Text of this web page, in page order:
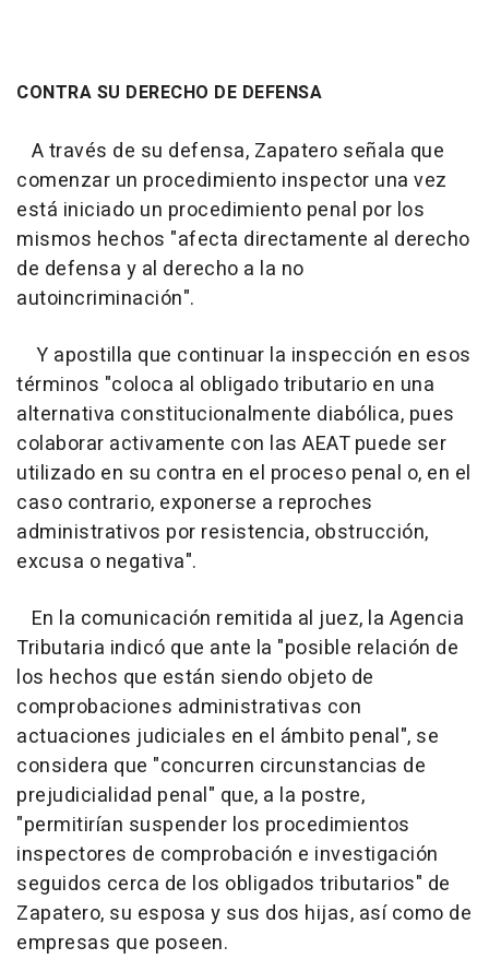
CONTRA SU DERECHO DE DEFENSA
A través de su defensa, Zapatero señala que
comenzar un procedimiento inspector una vez
está iniciado un procedimiento penal por los
mismos hechos "afecta directamente al derecho
de defensa y al derecho a la no
autoincriminación".
Y apostilla que continuar la inspección en esos
términos "coloca al obligado tributario en una
alternativa constitucionalmente diabólica, pues
colaborar activamente con las AEAT puede ser
utilizado en su contra en el proceso penal o, en el
caso contrario, exponerse a reproches
administrativos por resistencia, obstrucción,
excusa o negativa".
En la comunicación remitida al juez, la Agencia
Tributaria indicó que ante la "posible relación de
los hechos que están siendo objeto de
comprobaciones administrativas con
actuaciones judiciales en el ámbito penal", se
considera que "concurren circunstancias de
prejudicialidad penal" que, a la postre,
"permitirían suspender los procedimientos
inspectores de comprobación e investigación
seguidos cerca de los obligados tributarios" de
Zapatero, su esposa y sus dos hijas, así como de
empresas que poseen.